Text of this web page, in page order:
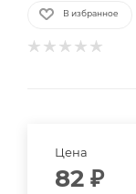
В избранное
Цена
82 ₽